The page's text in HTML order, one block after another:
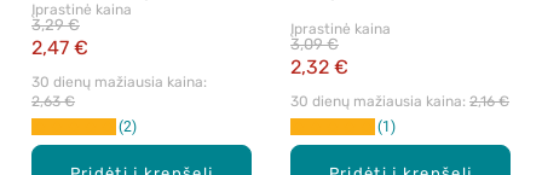
vnt.
Įprastinė kaina
2,47 €
3,29 €
30 dienų mažiausia kaina:
2,63 €
2
Įprastinė kaina
2,32 €
3,09 €
30 dienų mažiausia kaina: 2,16 €
1